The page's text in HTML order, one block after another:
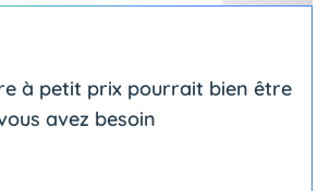
à petit prix pourrait bien être
avez besoin